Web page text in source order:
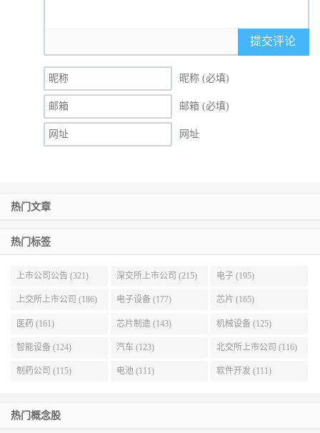
提交评论
昵称 (必填)
邮箱 (必填)
网址
热门文章
热门标签
上市公司公告 (321) 深交所上市公司 (215) 电子 (195)
上交所上市公司 (186) 电子设备 (177) 芯片 (165)
医药 (161) 芯片制造 (143) 机械设备 (125)
智能设备 (124) 汽车 (123) 北交所上市公司 (116)
制药公司 (115) 电池 (111) 软件开发 (111)
热门概念股